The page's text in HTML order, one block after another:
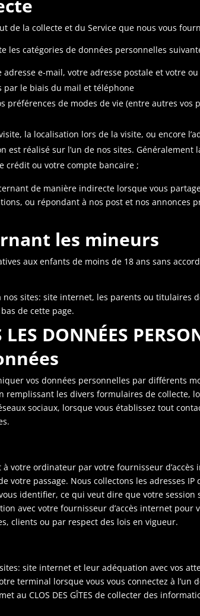
de la collecte et du Service que nous vous
les catégories de données personnelles
e-mail, votre adresse postale et votre
par le biais du mail et téléphone
de modes de vie (entre autres vos
la localisation lors de la visite, ou encore
réalisé sur l’un de nos sites.
crédit ou votre compte bancaire ;
de manière indirecte lorsque vous
ou répondant à nos post et nos annonces
les mineurs
aux enfants de moins de 18 ans sans
sites: site internet, les parents ou titulaires
de cette page.
DONNÉES
vos données personnelles par différents
les divers formulaires de collecte,
sociaux, lorsque vous établissez tout
votre ordinateur par votre fournisseur
passage. Nous collectons les adresses IP
identifier, ce qui veut dire que votre session
avec votre fournisseur d’accès internet pour
clients ou par respect des lois en vigueur.
site internet et leur adéquation avec vos
terminal lorsque vous vous connectez à l’un
CLOS DES GÎTES de collecter des